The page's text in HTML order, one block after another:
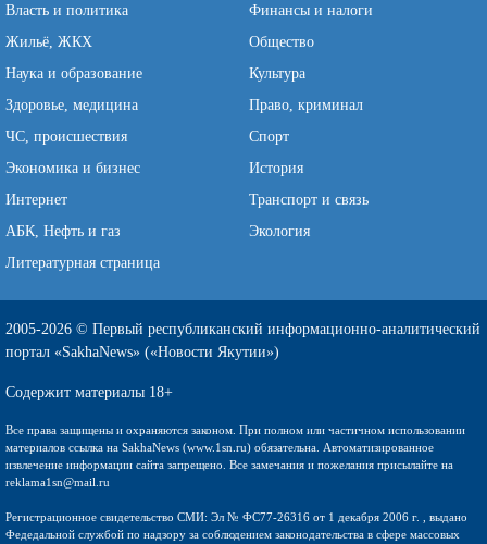
Власть и политика
Финансы и налоги
Жильё, ЖКХ
Общество
Наука и образование
Культура
Здоровье, медицина
Право, криминал
ЧС, происшествия
Спорт
Экономика и бизнес
История
Интернет
Транспорт и связь
АБК, Нефть и газ
Экология
Литературная страница
2005-2026 © Первый республиканский информационно-аналитический
портал «SakhaNews» («Новости Якутии»)
Содержит материалы 18+
Все права защищены и охраняются законом. При полном или частичном использовании
материалов ссылка на SakhaNews (www.1sn.ru) обязательна. Автоматизированное
извлечение информации сайта запрещено. Все замечания и пожелания присылайте на
reklama1sn@mail.ru
Регистрационное свидетельство СМИ: Эл № ФС77-26316 от 1 декабря 2006 г. , выдано
Федедальной службой по надзору за соблюдением законодательства в сфере массовых